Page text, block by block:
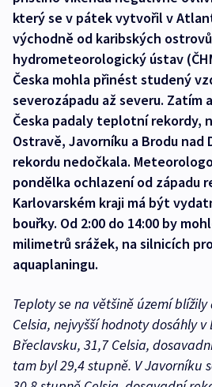
který se v pátek vytvořil v
východně od karibských
hydrometeorologický ústav
Česka mohla přinést studený
severozápadu až severu. Zatím
Česka padaly teplotní rekordy,
Ostravě, Javorníku a Brodu nad
rekordu nedočkala.
pondělka ochlazení od západu
Karlovarském kraji má být
bouřky. Od 2:00 do 14:00 by
milimetrů srážek, na silnicích
aquaplaningu.
Teploty se na většině území
Celsia, nejvyšší hodnoty dosáhly
Břeclavsku, 31,7 Celsia,
tam byl 29,4 stupně. V Javorníku